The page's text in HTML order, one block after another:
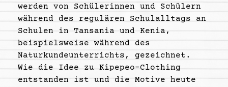
werden von Schülerinnen und Schülern
während des regulären Schulalltags an
Schulen in Tansania und Kenia,
beispielsweise während des
Naturkundeunterrichts, gezeichnet.
Wie die Idee zu Kipepeo-Clothing
entstanden ist und die Motive heute